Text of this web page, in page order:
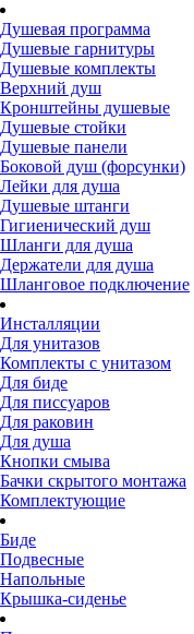
Душевая программа
Душевые гарнитуры
Душевые комплекты
Верхний душ
Кронштейны душевые
Душевые стойки
Душевые панели
Боковой душ (форсунки)
Лейки для душа
Душевые штанги
Гигиенический душ
Шланги для душа
Держатели для душа
Шланговое подключение
Инсталляции
Для унитазов
Комплекты с унитазом
Для биде
Для писсуаров
Для раковин
Для душа
Кнопки смыва
Бачки скрытого монтажа
Комплектующие
Биде
Подвесные
Напольные
Крышка-сиденье